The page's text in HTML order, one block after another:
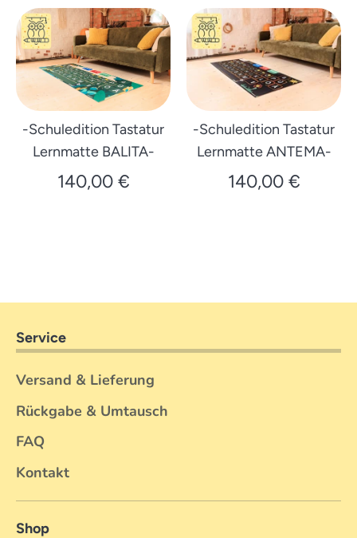
-Schuledition Tastatur
Lernmatte BALITA-
140,00 €
-Schuledition Tastatur
Lernmatte ANTEMA-
140,00 €
Service
Versand & Lieferung
Rückgabe & Umtausch
FAQ
Kontakt
Shop